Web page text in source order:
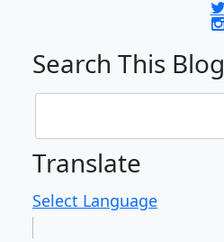
Search This Blog
Translate
Select Language